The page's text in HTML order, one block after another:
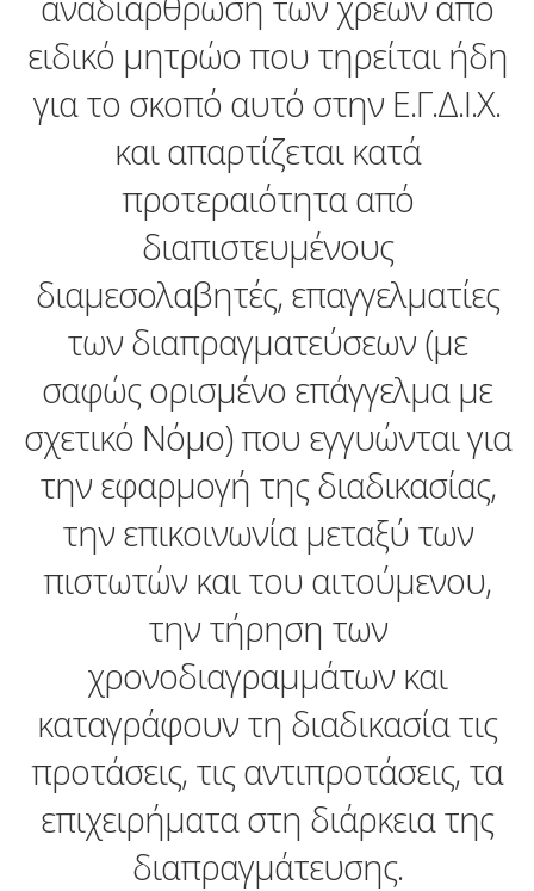
ειδικό μητρώο που τηρείται ήδη
για το σκοπό αυτό στην Ε.Γ.Δ.Ι.Χ.
και απαρτίζεται κατά
προτεραιότητα από
διαπιστευμένους
διαμεσολαβητές, επαγγελματίες
των διαπραγματεύσεων (με
σαφώς ορισμένο επάγγελμα με
σχετικό Νόμο) που εγγυώνται για
την εφαρμογή της διαδικασίας,
την επικοινωνία μεταξύ των
πιστωτών και του αιτούμενου,
την τήρηση των
χρονοδιαγραμμάτων και
καταγράφουν τη διαδικασία τις
προτάσεις, τις αντιπροτάσεις, τα
επιχειρήματα στη διάρκεια της
διαπραγμάτευσης.